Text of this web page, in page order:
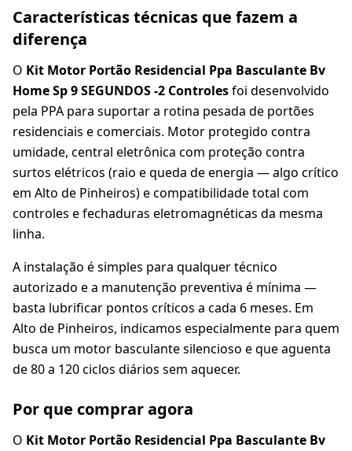
Características técnicas que fazem a
diferença
O Kit Motor Portão Residencial Ppa Basculante Bv
Home Sp 9 SEGUNDOS -2 Controlesfoi desenvolvido
pela PPA para suportar a rotina pesada de portões
residenciais e comerciais. Motor protegido contra
umidade, central eletrônica com proteção contra
surtos elétricos (raio e queda de energia — algo crítico
em Alto de Pinheiros) e compatibilidade total com
controles e fechaduras eletromagnéticas da mesma
linha.
A instalação é simples para qualquer técnico
autorizado e a manutenção preventiva é mínima —
basta lubrificar pontos críticos a cada 6 meses. Em
Alto de Pinheiros, indicamos especialmente para quem
busca um motor basculante silencioso e que aguenta
de 80 a 120 ciclos diários sem aquecer.
Por que comprar agora
O Kit Motor Portão Residencial Ppa Basculante Bv